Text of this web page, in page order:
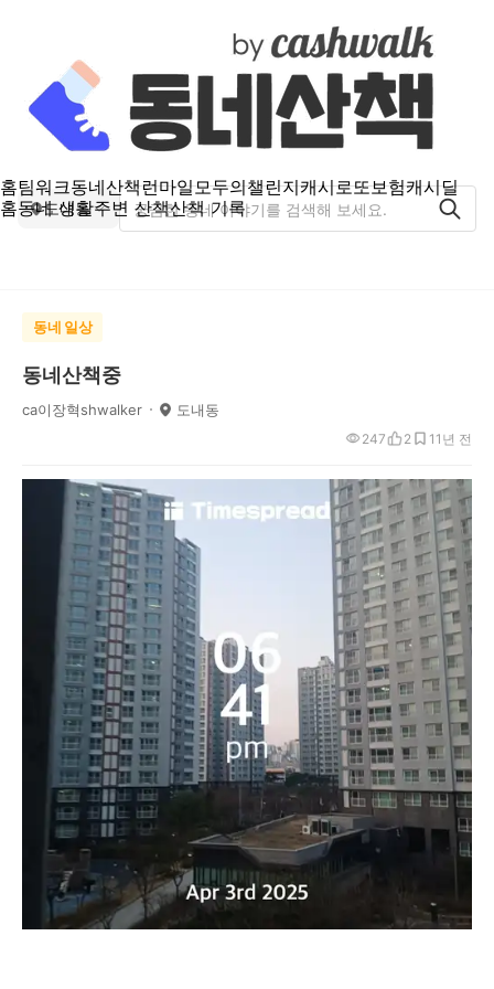
홈팀워크동네산책런마일모두의챌린지캐시로또보험캐시딜
홈동네 생활주변 산책산책 기록
도내동
동네 일상
동네산책중
ca이장혁shwalker 도내동
1년 전
247 2 1